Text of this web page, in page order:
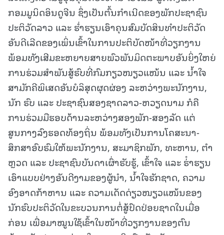
ກອມມູນິດອິນດູຈີນ ຊຶ່ງເປັນຕົ້ນກໍາເນີດຂອງພັກປະຊາຊົນ
ປະຕິວັດລາວ ແລະ ຮໍ່າຮຽນເອົາຄຸນສົມບັດສິນທໍາປະຕິວັດ
ອັນດີເລີດຂອງເພິ່ນເຂົ້າໃນການປະຕິບັດໜ້າທີ່ວຽກງານ
ພ້ອມທັງເສີມຂະຫຍາຍສາຍພົວພັນມິດຕະພາບອັນຍິ່ງໃຫຍ່
ການຮ່ວມສໍາພັນສູ້ຮົບທີ່ກົມກຽວໜຽວແໜ້ນ ແລະ ນໍ້າໃຈ
ສາມັກຄີພິເສດອັນບໍລິສຸດຜຸດຜ່ອງ ລະຫວ່າງພະນັກງານ,
ນັກ ຮົບ ແລະ ປະຊາຊົນສອງຊາດລາວ-ຫວຽດນາມ ກໍຄື
ການຮ່ວມມືຮອບດ້ານລະຫວ່າງສອງພັກ-ສອງລັດ ແຕ່
ສູນກາງລົງຮອດທ້ອງຖິ່ນ ພ້ອມທັງເປັນການໂຄສະນາ-
ສຶກສາອົບຮົມໃຫ້ພະນັກງານ, ສະມາຊິກພັກ, ທະຫານ, ຕໍາ
ຫຼວດ ແລະ ປະຊາຊົນບັນດາເຜົ່າຮັບຮູ້, ເຂົ້າໃຈ ແລະ ຮ່ໍາຮຽນ
ເອົາແບບຢ່າງອັນດີງາມຂອງຜູ້ນໍາ, ນໍ້າໃຈຮັກຊາດ, ຄວາມ
ອົງອາດກ້າຫານ ແລະ ຄວາມເດັດດ່ຽວໜຽວແໜ້ນຂອງ
ນັກຮົບປະຕິວັດໃນຂະບວນການຕໍ່ສູ້ປົດປ່ອຍຊາດໃນເມື່ອ
ກ່ອນ ເພື່ອມາໝູນໃຊ້ເຂົ້າໃນໜ້າທີ່ວຽກງານຂອງຕົນ